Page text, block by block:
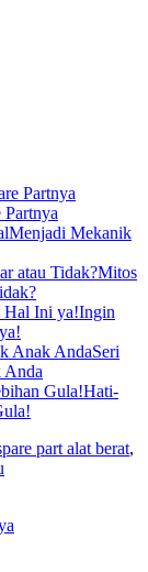
Menjadi Mekanik
Mitos
Ingin
Seri
Anda
Hati-
part alat berat,